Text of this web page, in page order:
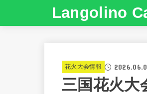
Langolino
花火大会情報
三国花火大